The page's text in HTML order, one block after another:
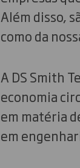
Além disso,
como da
A DS Smith
economia
em matéria
em